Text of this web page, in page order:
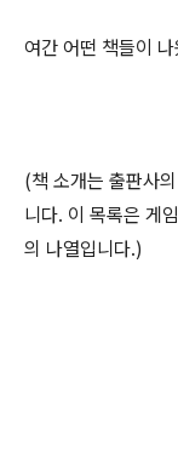
여간 어떤 책들이
(책 소개는 출판사
니다. 이 목록은 게
의 나열입니다.)